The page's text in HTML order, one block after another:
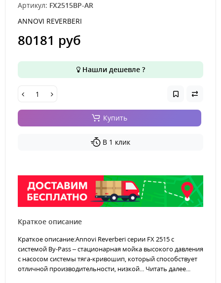
Артикул: FX2515BP-AR
ANNOVI REVERBERI
80181 руб
Нашли дешевле ?
Купить
В 1 клик
Краткое описание
Краткое описание:Annovi Reverberi серии FX 2515 с
системой By-Pass – стационарная мойка высокого давления
с насосом системы тяга-кривошип, который способствует
отличной производительности, низкой... Читать далее...